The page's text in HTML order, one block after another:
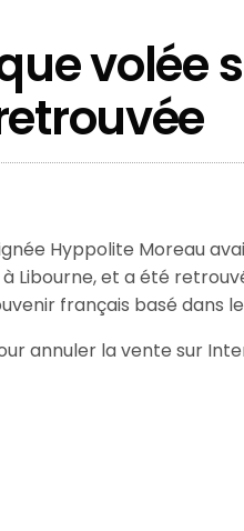
volée
Hyppolite Moreau
à Libourne, et a été
français basé dans
annuler la vente sur